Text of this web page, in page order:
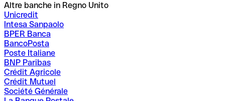
Altre banche in Regno Unito
Unicredit
Intesa Sanpaolo
BPER Banca
BancoPosta
Poste Italiane
BNP Paribas
Crédit Agricole
Crédit Mutuel
Société Générale